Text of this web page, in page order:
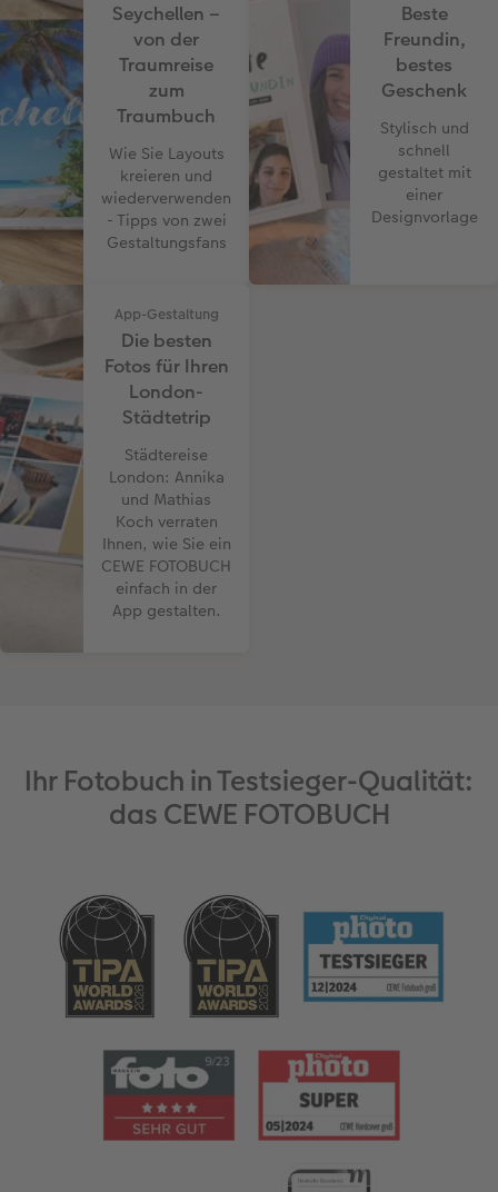
Seychellen –
von der
Traumreise
zum
Traumbuch
Wie Sie Layouts
kreieren und
wiederverwenden
- Tipps von zwei
Gestaltungsfans
Beste
Freundin,
bestes
Geschenk
Stylisch und
schnell
gestaltet mit
einer
Designvorlage
App-Gestaltung
Die besten
Fotos für Ihren
London-
Städtetrip
Städtereise
London: Annika
und Mathias
Koch verraten
Ihnen, wie Sie ein
CEWE FOTOBUCH
einfach in der
App gestalten.
Ihr Fotobuch in Testsieger-Qualität:
das CEWE FOTOBUCH